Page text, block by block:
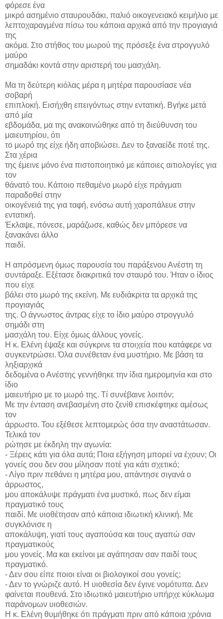
φόρεσε ένα
μικρό ασημένιο σταυρουδάκι, παλιό οικογενειακό κειμήλιο με
λεπτοχαραγμένα πίσω του κάποια αρχικά από την προγιαγιά
της
ακόμα. Στο στήθος του μωρού της πρόσεξε ένα στρογγυλό
μαύρο
σημαδάκι κοντά στην αριστερή του μασχάλη.
Μα τη δεύτερη κιόλας μέρα η μητέρα παρουσίασε νέα
σοβαρή
επιπλοκή. Εισήχθη επειγόντως στην εντατική. Βγήκε μετά
από μία
εβδομάδα, μα της ανακοινώθηκε από τη διεύθυνση του
μαιευτηρίου, ότι
το μωρό της είχε ήδη αποβιώσει. Δεν το ξαναείδε ποτέ της.
Στα χέρια
της έμεινε μόνο ένα πιστοποιητικό με κάποιες αιτιολογίες για
τον
θάνατό του. Κάποιο πεθαμένο μωρό είχε πράγματι
παραδοθεί στην
οικογένειά της για ταφή, ενόσω αυτή χαροπάλευε στην
εντατική.
Έκλαψε, πόνεσε, μαράζωσε, καθώς δεν μπόρεσε να
ξανακάνει άλλο
παιδί.
Η απρόσμενη όμως παρουσία του παράξενου Ανέστη τη
συντάραξε. Εξέτασε διακριτικά τον σταυρό του. Ήταν ο ίδιος
που είχε
βάλει στο μωρό της εκείνη. Με ευδιάκριτα τα αρχικά της
προγιαγιάς
της. Ο άγνωστος άντρας είχε το ίδιο μαύρο στρογγυλό
σημάδι στη
μασχάλη του. Είχε όμως άλλους γονείς.
Η κ. Ελένη έψαξε και σύγκρινε τα στοιχεία που κατάφερε να
συγκεντρώσει. Όλα συνέθεταν ένα μυστήριο. Με βάση τα
ληξιαρχικά
δεδομένα ο Ανέστης γεννήθηκε την ίδια ημερομηνία και στο
ίδιο
μαιευτήριο με το μωρό της. Τί συνέβαινε λοιπόν;
Με την ένταση ανεβασμένη στο ζενίθ επισκέφτηκε αμέσως
τον
άρρωστο. Του εξέθεσε λεπτομερώς όσα την αναστάτωσαν.
Τελικά τον
ρώτησε με έκδηλη την αγωνία:
- Ξέρεις κάτι για όλα αυτά; Ποια εξήγηση μπορεί να έχουν; Οι
γονείς σου δεν σου μίλησαν ποτέ για κάτι σχετικό;
- Λίγο πριν πεθάνει η μητέρα μου, απάντησε σιγανά ο
άρρωστος,
μου αποκάλυψε πράγματι ένα μυστικό, πως δεν είμαι
πραγματικό τους
παιδί. Με υιοθέτησαν από κάποια ιδιωτική κλινική. Με
συγκλόνισε η
αποκάλυψη, γιατί τους αγαπούσα και τους αγαπώ σαν
πραγματικούς
μου γονείς. Μα και εκείνοι με αγάπησαν σαν παιδί τους
πραγματικό.
- Δεν σου είπε ποιοι είναι οι βιολογικοί σου γονείς;
- Δεν το γνώριζε αυτό. Η υιοθεσία δεν έγινε νομότυπα. Δεν
φαίνεται πουθενά. Στο ιδιωτικό μαιευτήριο υπήρχε κύκλωμα
παράνομων υιοθεσιών.
Η κ. Ελένη θυμήθηκε ότι πράγματι πριν από κάποια χρόνια